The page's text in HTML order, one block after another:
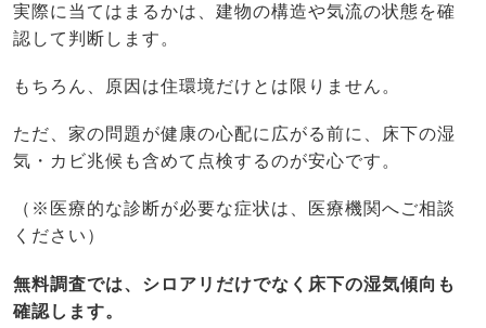
実際に当てはまるかは、建物の構造や気流の状態を確
認して判断します。
もちろん、原因は住環境だけとは限りません。
ただ、家の問題が健康の心配に広がる前に、床下の湿
気・カビ兆候も含めて点検するのが安心です。
（※医療的な診断が必要な症状は、医療機関へご相談
ください）
無料調査では、シロアリだけでなく床下の湿気傾向も
確認します。